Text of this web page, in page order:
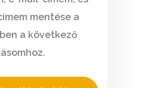
mentése a
a következő